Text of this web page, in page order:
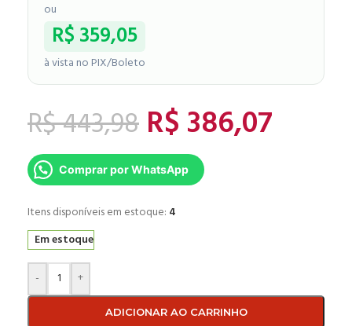
ou
R$359,05
à vista no PIX/Boleto
R$443,98 R$386,07
Comprar por WhatsApp
Itens disponíveis em estoque: 4
Em estoque
- +
ADICIONAR AO CARRINHO